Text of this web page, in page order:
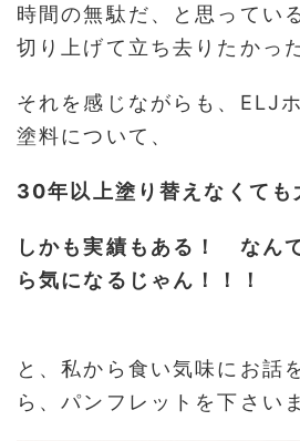
時間の無駄だ、と思ってい
切り上げて立ち去りたかっ
それを感じながらも、ELJ
塗料について、
30年以上塗り替えなくても
しかも実績もある！ なん
ら気になるじゃん！！！
と、私から食い気味にお話
ら、パンフレットを下さい